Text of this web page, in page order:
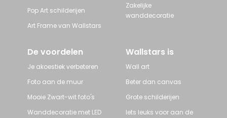
Pop Art schilderijen
Art Frame van Wallstars
Zakelijke
wanddecoratie
De voordelen
Je akoestiek verbeteren
Foto aan de muur
Mooie Zwart-wit foto's
Wanddecoratie met LED
Wallstars is
Wall art
Beter dan canvas
Grote schilderijen
Iets leuks voor aan de